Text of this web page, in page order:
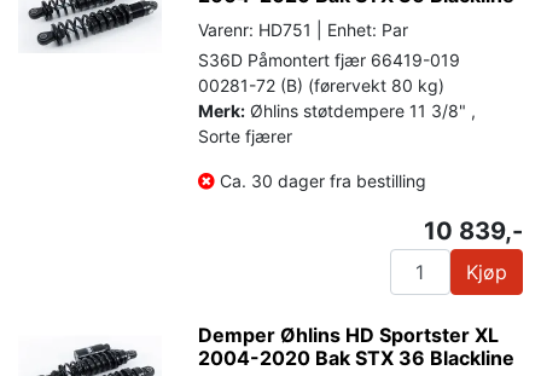
Varenr: HD751 | Enhet: Par
S36D Påmontert fjær 66419-019
00281-72 (B) (førervekt 80 kg)
Merk: Øhlins støtdempere 11 3/8" ,
Sorte fjærer
Ca. 30 dager fra bestilling
10 839,-
Kjøp
Demper Øhlins HD Sportster XL
2004-2020 Bak STX 36 Blackline